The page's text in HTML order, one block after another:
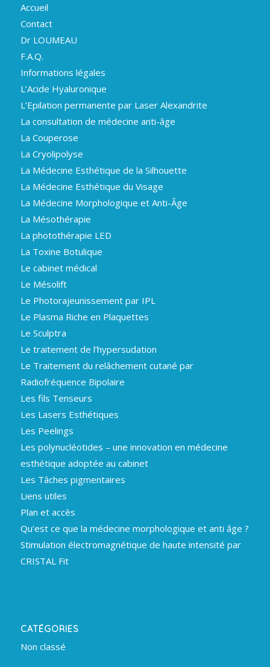
Accueil
Contact
Dr LOUMEAU
F.A.Q.
Informations légales
L’Acide Hyaluronique
L’Epilation permanente par Laser Alexandrite
La consultation de médecine anti-âge
La Couperose
La Cryolipolyse
La Médecine Esthétique de la Silhouette
La Médecine Esthétique du Visage
La Médecine Morphologique et Anti-Âge
La Mésothérapie
La photothérapie LED
La Toxine Botulique
Le cabinet médical
Le Mésolift
Le Photorajeunissement par IPL
Le Plasma Riche en Plaquettes
Le Sculptra
Le traitement de l’hypersudation
Le Traitement du relâchement cutané par
Radiofréquence Bipolaire
Les fils Tenseurs
Les Lasers Esthétiques
Les Peelings
Les polynucléotides – une innovation en médecine
esthétique adoptée au cabinet
Les Tâches pigmentaires
Liens utiles
Plan et accès
Qu’est ce que la médecine morphologique et anti âge ?
Stimulation électromagnétique de haute intensité par
CRISTAL Fit
CATÉGORIES
Non classé